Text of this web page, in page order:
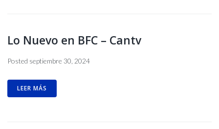
Lo Nuevo en BFC – Cantv
Posted septiembre 30, 2024
LEER MÁS